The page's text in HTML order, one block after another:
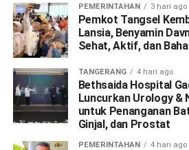
PEMERINTAHAN 3 hari ago
Pemkot Tangsel
Lansia, Benyamin
Sehat, Aktif, dan
TANGERANG 4 hari ago
Bethsaida Hospital
Luncurkan Urology &
untuk Penanganan
Ginjal, dan Prostat
PEMERINTAHAN 4 hari ago